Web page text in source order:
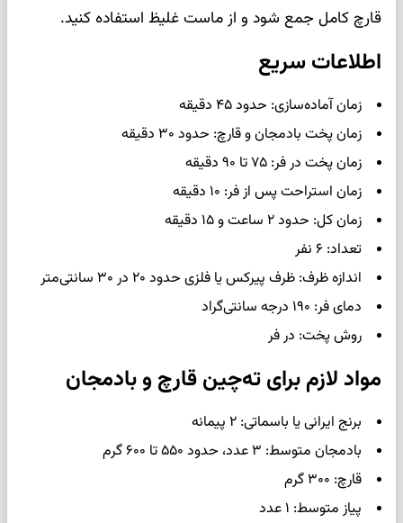
قارچ کامل جمع شود و از ماست غلیظ استفاده کنید.
اطلاعات سریع
زمان آماده‌سازی: حدود ۴۵ دقیقه
زمان پخت بادمجان و قارچ: حدود ۳۰ دقیقه
زمان پخت در فر: ۷۵ تا ۹۰ دقیقه
زمان استراحت پس از فر: ۱۰ دقیقه
زمان کل: حدود ۲ ساعت و ۱۵ دقیقه
تعداد: ۶ نفر
اندازه ظرف: ظرف پیرکس یا فلزی حدود ۲۰ در ۳۰ سانتی‌متر
دمای فر: ۱۹۰ درجه سانتی‌گراد
روش پخت: در فر
مواد لازم برای ته‌چین قارچ و بادمجان
برنج ایرانی یا باسماتی: ۲ پیمانه
بادمجان متوسط: ۳ عدد، حدود ۵۵۰ تا ۶۰۰ گرم
قارچ: ۳۰۰ گرم
پیاز متوسط: ۱ عدد